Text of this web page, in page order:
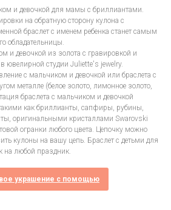
и девочкой для мамы с бриллиантами.
на обратную сторону кулона с
браслет с именем ребенка станет самым
обладательницы.
и девочкой из золота с гравировкой и
ювелирной студии Juliette's jewelry.
с мальчиком и девочкой или браслета с
металле (белое золото, лимонное золото,
браслета с мальчиком и девочкой
как бриллианты, сапфиры, рубины,
оригинальными кристаллами Swarovski
огранки любого цвета. Цепочку можно
кулоны на вашу цепь. Браслет с детьми для
на любой праздник.
украшение с помощью